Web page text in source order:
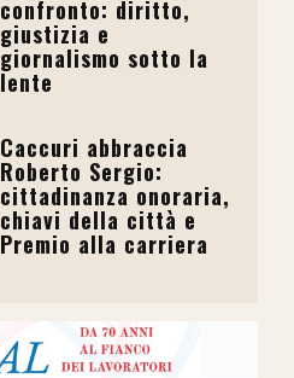
confronto: diritto,
giustizia e
giornalismo sotto la
lente
Caccuri abbraccia
Roberto Sergio:
cittadinanza onoraria,
chiavi della città e
Premio alla carriera